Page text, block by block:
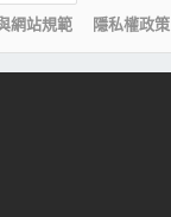
網站規範 隱私權政策